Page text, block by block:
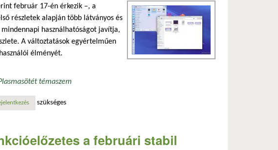
február 17-én érkezik –, a
részletek alapján több látványos és
használhatóságot javítja,
A változtatások egyértelműen
élményét.
sötét témaszem
mód között tartalommal kapcsolatosan
szükséges
a februári stabil